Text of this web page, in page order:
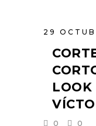
29
LOOK
0 0